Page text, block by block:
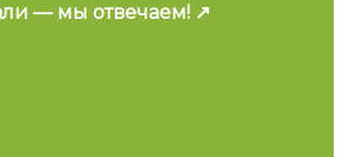
— мы отвечаем!